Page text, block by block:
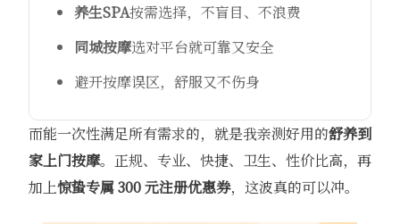
养生SPA按需选择，不盲目、不浪费
同城按摩选对平台就可靠又安全
避开按摩误区，舒服又不伤身
而能一次性满足所有需求的，就是我亲测好用的舒养到
家上门按摩。正规、专业、快捷、卫生、性价比高，再
加上惊蛰专属 300 元注册优惠券，这波真的可以冲。